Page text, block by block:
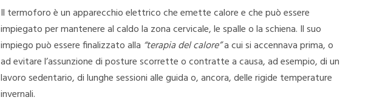
Il termoforo è un apparecchio elettrico che emette calore e che può essere
impiegato per mantenere al caldo la zona cervicale, le spalle o la schiena. Il suo
impiego può essere finalizzato alla “terapia del calore”a cui si accennava prima, o
ad evitare l’assunzione di posture scorrette o contratte a causa, ad esempio, di un
lavoro sedentario, di lunghe sessioni alle guida o, ancora, delle rigide temperature
invernali.